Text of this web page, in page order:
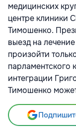
медицинских
центре клиники
Тимошенко.
выезд на
произойти
парламентского
интеграции
Тимошенко может